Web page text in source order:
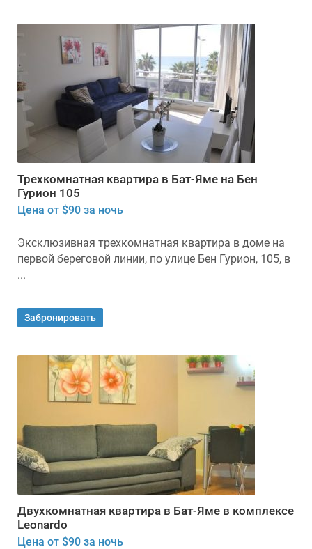
Трехкомнатная квартира в Бат-Яме на Бен
Гурион 105
Цена от $90 за ночь
Эксклюзивная трехкомнатная квартира в доме на
первой береговой линии, по улице Бен Гурион, 105, в
...
Забронировать
Двухкомнатная квартира в Бат-Яме в комплексе
Leonardo
Цена от $90 за ночь